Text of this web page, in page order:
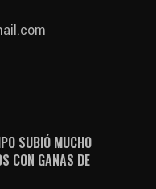
SUBIÓ MUCHO
CON GANAS DE